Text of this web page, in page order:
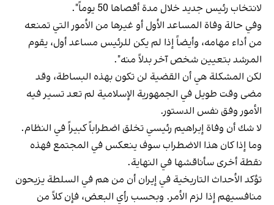
لانتخاب رئيس جديد خلال مدة أقصاها 50 يوماً".
وفي حالة وفاة المساعد الأول أو غيرها من الأمور التي تمنعه
من أداء مهامه، وأيضاً إذا لم يكن للرئيس مساعد أول، يقوم
المرشد بتعيين شخص آخر بدلاً منه".
لكن المشكلة هي أن القضية لن تكون بهذه البساطة، وقد
مضى وقت طويل في الجمهورية الإسلامية لم تعد تسير فيه
الأمور وفق نفس الدستور.
لا شك أن وفاة إبراهيم رئيسي تخلق اضطراباً كبيراً في النظام.
وما إذا كان هذا الاضطراب سوف ينعكس في المجتمع فهذه
نقطة أخرى سأناقشها في النهاية.
تؤكد الأحداث التاريخية في إيران أن من هم في السلطة يزيحون
منافسيهم إذا لزم الأمر. وبحسب رأي البعض، فإن كلاً من